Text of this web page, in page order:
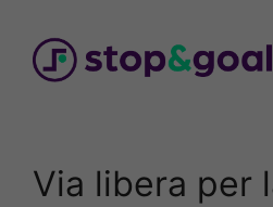
contenuto
Via libera per